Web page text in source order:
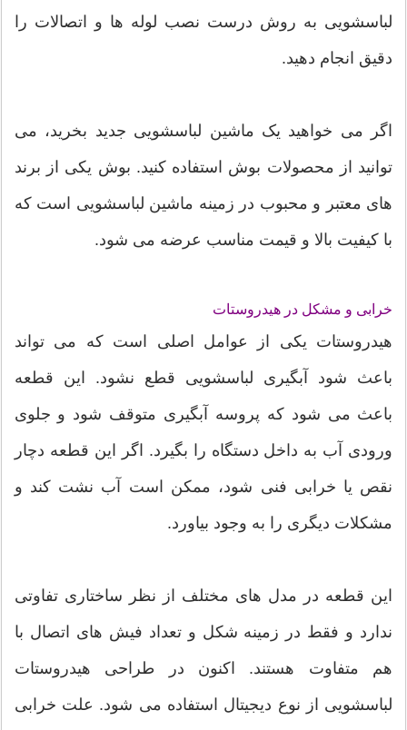
لباسشویی به روش درست نصب لوله ها و اتصالات را
دقیق انجام دهید.
اگر می خواهید یک ماشین لباسشویی جدید بخرید، می
توانید از محصولات بوش استفاده کنید. بوش یکی از برند
های معتبر و محبوب در زمینه ماشین لباسشویی است که
با کیفیت بالا و قیمت مناسب عرضه می شود.
خرابی و مشکل در هیدروستات
هیدروستات یکی از عوامل اصلی است که می تواند
باعث شود آبگیری لباسشویی قطع نشود. این قطعه
باعث می شود که پروسه آبگیری متوقف شود و جلوی
ورودی آب به داخل دستگاه را بگیرد. اگر این قطعه دچار
نقص یا خرابی فنی شود، ممکن است آب نشت کند و
مشکلات دیگری را به وجود بیاورد.
این قطعه در مدل های مختلف از نظر ساختاری تفاوتی
ندارد و فقط در زمینه شکل و تعداد فیش های اتصال با
هم متفاوت هستند. اکنون در طراحی هیدروستات
لباسشویی از نوع دیجیتال استفاده می شود. علت خرابی